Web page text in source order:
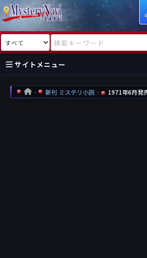
検索対象 検索キーワード
サイトメニュー
国内
作家
海外
作家
新着
レビュー
HOME 新刊 ミステリ小説 1971年6月発